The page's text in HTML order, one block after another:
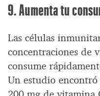
9. Aumenta tu
Las células
concentraciones de
consume
Un estudio